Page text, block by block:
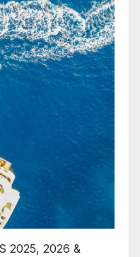
2025, 2026 &